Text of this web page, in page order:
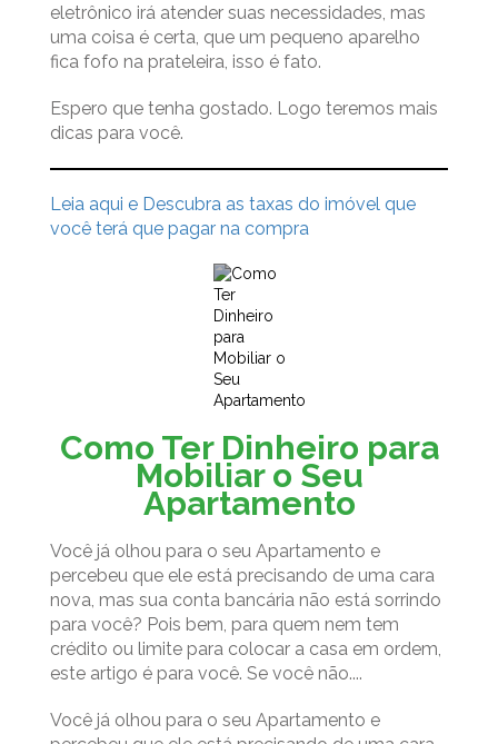
eletrônico irá atender suas necessidades, mas
uma coisa é certa, que um pequeno aparelho
fica fofo na prateleira, isso é fato.
Espero que tenha gostado. Logo teremos mais
dicas para você.
Leia aqui e Descubra as taxas do imóvel que
você terá que pagar na compra
Como Ter Dinheiro para
Mobiliar o Seu
Apartamento
Você já olhou para o seu Apartamento e
percebeu que ele está precisando de uma cara
nova, mas sua conta bancária não está sorrindo
para você? Pois bem, para quem nem tem
crédito ou limite para colocar a casa em ordem,
este artigo é para você. Se você não....
Você já olhou para o seu Apartamento e